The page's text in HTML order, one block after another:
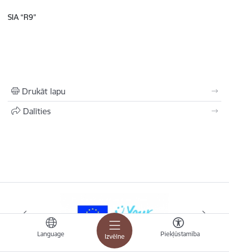
Izvēlne
Language Piekļūstamība
SIA “R9”
Drukāt lapu
Dalīties